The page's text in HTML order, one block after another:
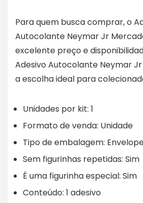
Para quem busca comprar, o
Autocolante Neymar Jr
excelente preço e
Adesivo Autocolante Neymar
a escolha ideal para
Unidades por kit: 1
Formato de venda: Unidade
Tipo de embalagem:
Sem figurinhas repetidas: Sim
É uma figurinha especial: Sim
Conteúdo: 1 adesivo